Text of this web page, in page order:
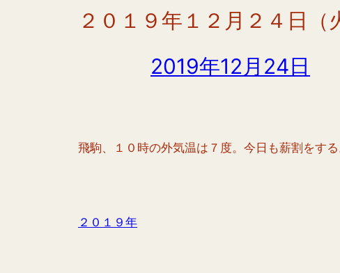
２０１９年１２月２４日（
2019年12月24日
飛駒、１０時の外気温は７度。今日も薪割をす
２０１９年